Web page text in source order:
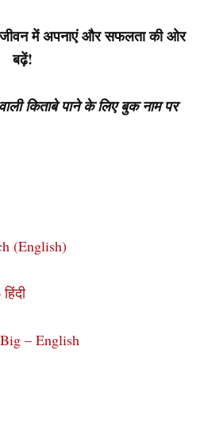
में अपनाएं और सफलता की ओर
बढ़ें!
किताबे पाने के लिए बुक नाम पर
(English)
– English